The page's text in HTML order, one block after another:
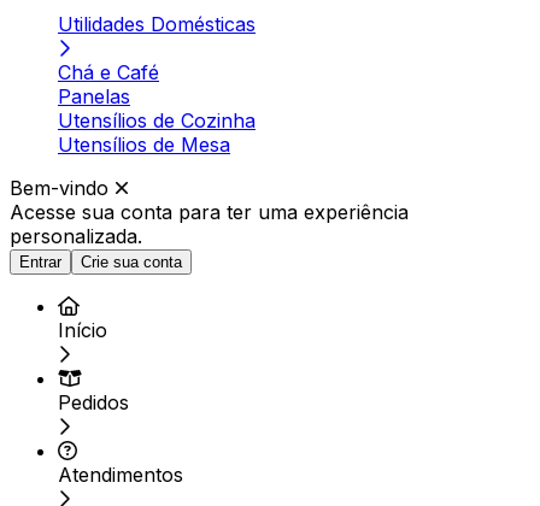
Utilidades Domésticas
Chá e Café
Panelas
Utensílios de Cozinha
Utensílios de Mesa
Bem-vindo
Acesse sua conta para ter uma experiência
personalizada.
Entrar Crie sua conta
Início
Pedidos
Atendimentos